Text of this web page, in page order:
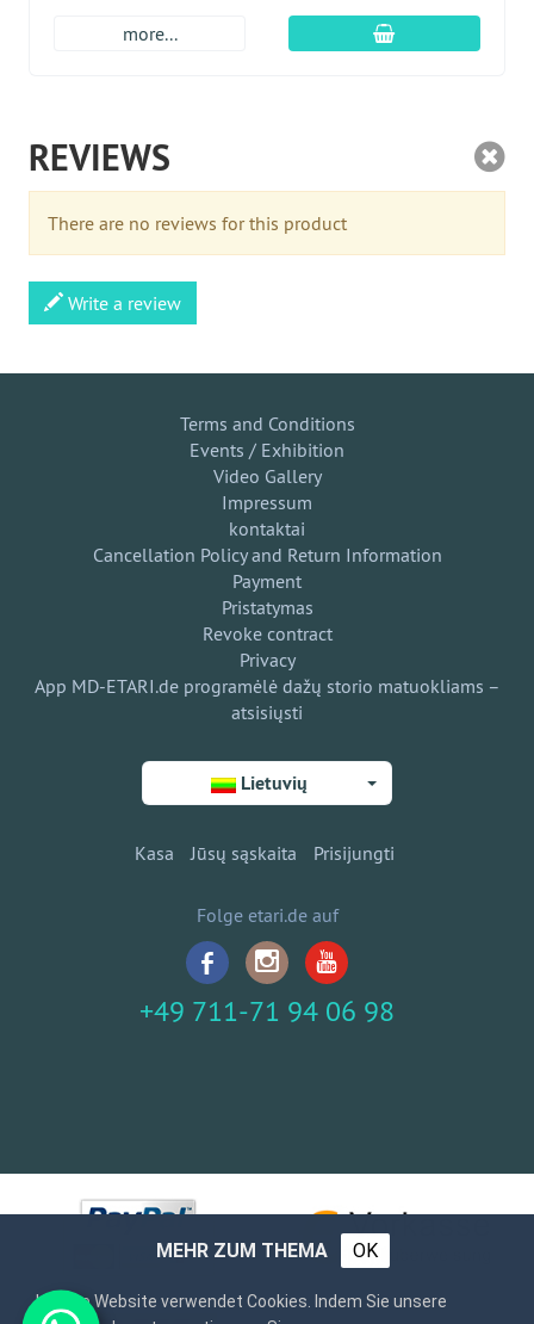
more... Įdėti į krepšį
REVIEWS
There are no reviews for this product
Write a review
Terms and Conditions
Events / Exhibition
Video Gallery
Impressum
kontaktai
Cancellation Policy and Return Information
Payment
Pristatymas
Revoke contract
Privacy
App MD-ETARI.de programėlė dažų storio matuokliams –
atsisiųsti
Lietuvių
Kasa Jūsų sąskaita Prisijungti
Folge etari.de auf
+49 711-71 94 06 98
MEHR ZUM THEMA OK
Unsere Website verwendet Cookies. Indem Sie unsere